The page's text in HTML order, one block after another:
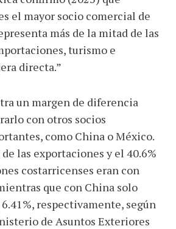
el mayor socio comercial de
más de la mitad de las
turismo e
directa.”
un margen de diferencia
con otros socios
como China o México.
las exportaciones y el 40.6%
costarricenses eran con
que con China solo
respectivamente, según
de Asuntos Exteriores